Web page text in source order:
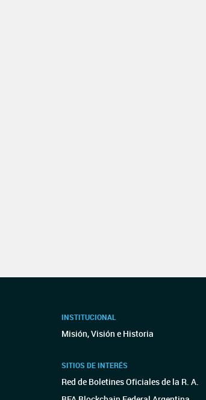
INSTITUCIONAL
Misión, Visión e Historia
SITIOS DE INTERÉS
Red de Boletines Oficiales de la R. A.